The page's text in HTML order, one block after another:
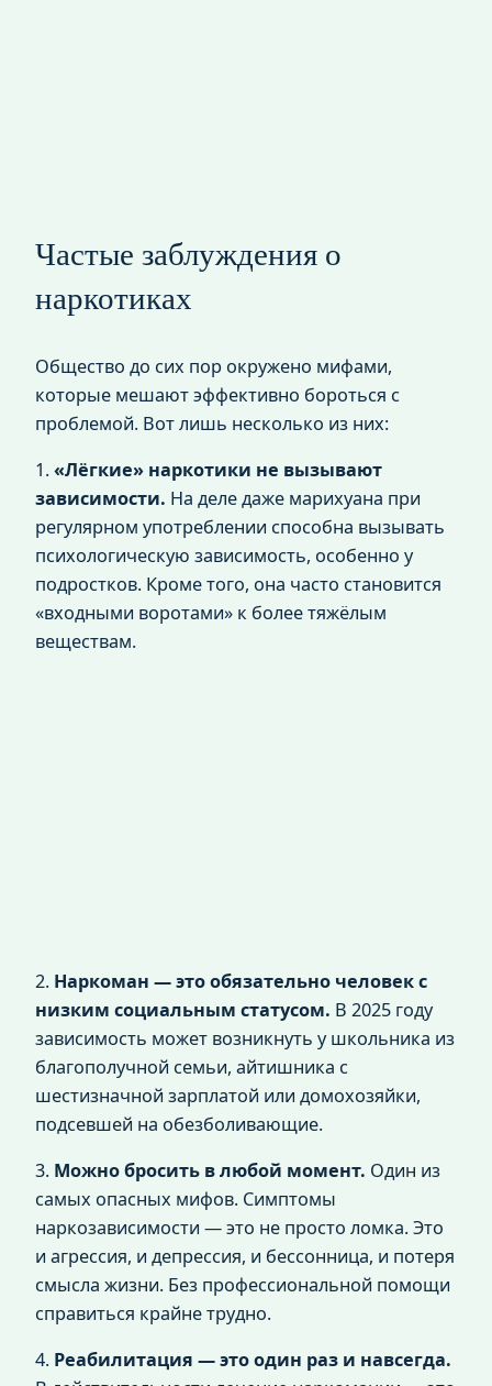
Частые заблуждения о
наркотиках
Общество до сих пор окружено мифами,
которые мешают эффективно бороться с
проблемой. Вот лишь несколько из них:
1. «Лёгкие» наркотики не вызывают
зависимости. На деле даже марихуана при
регулярном употреблении способна вызывать
психологическую зависимость, особенно у
подростков. Кроме того, она часто становится
«входными воротами» к более тяжёлым
веществам.
2. Наркоман — это обязательно человек с
низким социальным статусом. В 2025 году
зависимость может возникнуть у школьника из
благополучной семьи, айтишника с
шестизначной зарплатой или домохозяйки,
подсевшей на обезболивающие.
3. Можно бросить в любой момент. Один из
самых опасных мифов. Симптомы
наркозависимости — это не просто ломка. Это
и агрессия, и депрессия, и бессонница, и потеря
смысла жизни. Без профессиональной помощи
справиться крайне трудно.
4. Реабилитация — это один раз и навсегда.